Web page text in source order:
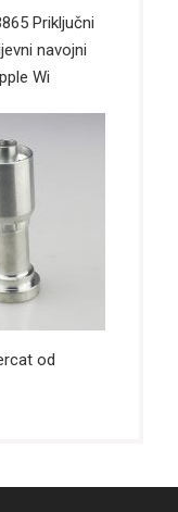
Priključni
navojni
Wi
od